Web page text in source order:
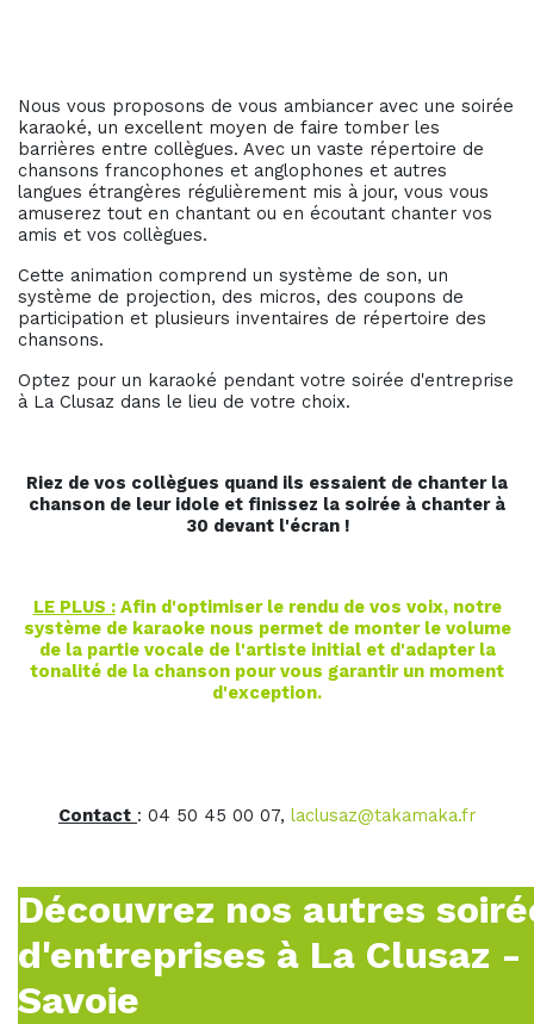
Nous vous proposons de vous ambiancer avec une soirée
karaoké, un excellent moyen de faire tomber les
barrières entre collègues. Avec un vaste répertoire de
chansons francophones et anglophones et autres
langues étrangères régulièrement mis à jour, vous vous
amuserez tout en chantant ou en écoutant chanter vos
amis et vos collègues.
Cette animation comprend un système de son, un
système de projection, des micros, des coupons de
participation et plusieurs inventaires de répertoire des
chansons.
Optez pour un karaoké pendant votre soirée d'entreprise
à La Clusaz dans le lieu de votre choix.
Riez de vos collègues quand ils essaient de chanter la
chanson de leur idole et finissez la soirée à chanter à
30 devant l'écran !
LE PLUS :Afin d'optimiser le rendu de vos voix, notre
système de karaoke nous permet de monter le volume
de la partie vocale de l'artiste initial et d'adapter la
tonalité de la chanson pour vous garantir un moment
d'exception.
Contact : 04 50 45 00 07, laclusaz@takamaka.fr
Découvrez nos autres
d'entreprises à La Clusaz -
Savoie